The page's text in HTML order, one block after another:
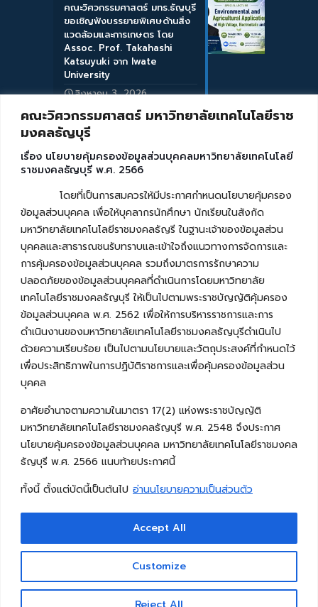
คณะวิศวกรรมศาสตร์ มหาวิทยาลัยเทคโนโลยีราช
มงคลธัญบุรี
เรื่อง นโยบายคุ้มครองข้อมูลส่วนบุคคลมหาวิทยาลัยเทคโนโลยี
ราชมงคลธัญบุรี พ.ศ. 2566
โดยที่เป็นการสมควรให้มีประกาศกำหนดนโยบายคุ้มครอง
ข้อมูลส่วนบุคคล เพื่อให้บุคลากรนักศึกษา นักเรียนในสังกัด
มหาวิทยาลัยเทคโนโลยีราชมงคลธัญรี ในฐานะเจ้าของข้อมูลส่วน
บุคคลและสาธารณชนรับทราบและเข้าใจถึงแนวทางการจัดการและ
การคุ้มครองข้อมูลส่วนบุคคล รวมถึงมาตรการรักษาความ
ปลอดภัยของข้อมูลส่วนบุคคลที่ดำเนินการโดยมหาวิทยาลัย
เทคโนโลยีราชมงคลธัญบุรี ให้เป็นไปตามพระราชบัญญัติคุ้มครอง
ข้อมูลส่วนบุคคล พ.ศ. 2562 เพื่อให้การบริหารราชการและการ
ดำเนินงานของมหาวิทยาลัยเทคโนโลยีราชมงคลธัญบุรีดำเนินไป
ด้วยความเรียบร้อย เป็นไปตามนโยบายและวัตถุประสงค์ที่กำหนดไว้
เพื่อประสิทธิภาพในการปฏิบัติราชการและเพื่อคุ้มครองข้อมูลส่วน
บุคคล
อาศัยอำนาจตามความในมาตรา 17(2) แห่งพระราชบัญญัติ
มหาวิทยาลัยเทคโนโลยีราชมงคลธัญบุรี พ.ศ. 2548 จึงประกาศ
นโยบายคุ้มครองข้อมูลส่วนบุคคล มหาวิทยาลัยเทคโนโลยีราชมงคล
ธัญบุรี พ.ศ. 2566 แนบท้ายประกาศนี้
ทั้งนี้ ตั้งแต่บัดนี้เป็นต้นไป อ่านนโยบายความเป็นส่วนตัว
Customize
Accept All
คณะวิศวกรรมศาสตร์ มทร.ธัญบุรี
ขอเชิญฟังบรรยายพิเศษด้านสิ่ง
แวดล้อมและการเกษตร โดย
Assoc. Prof. Takahashi
Katsuyuki จาก Iwate
University
สิงหาคม 3, 2026
Copyright © 2026 คณะวิศวกรรมศาสตร์ มหาวิทยาลัย
เทคโนโลยีราชมงคลธัญบุรี